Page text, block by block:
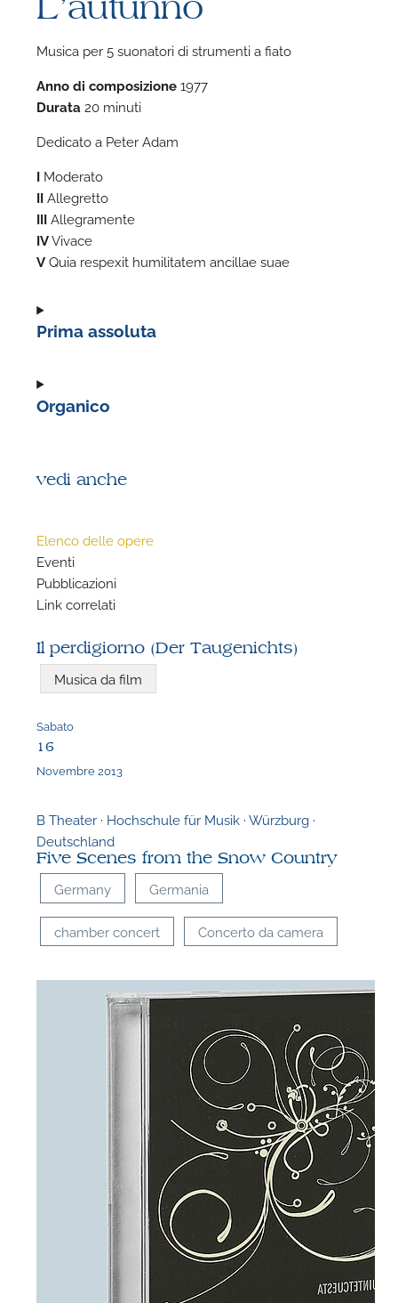
L’autunno
Musica per 5 suonatori di strumenti a fiato
Anno di composizione 1977
Durata 20 minuti
Dedicato a Peter Adam
I Moderato
II Allegretto
III Allegramente
IVVivace
V Quia respexit humilitatem ancillae suae
Prima assoluta
Organico
vedi anche
Elenco delle opere
Eventi
Pubblicazioni
Link correlati
Il perdigiorno (Der Taugenichts)
Musica da film
Sabato
16
Novembre 2013
B Theater · Hochschule für Musik · Würzburg ·
Deutschland
Five Scenes from the Snow Country
Germany Germania
chamber concert Concerto da camera